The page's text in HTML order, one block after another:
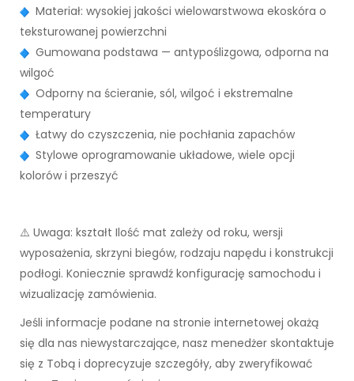
Materiał: wysokiej jakości wielowarstwowa ekoskóra o
teksturowanej powierzchni
Gumowana podstawa — antypoślizgowa, odporna na
wilgoć
Odporny na ścieranie, sól, wilgoć i ekstremalne
temperatury
Łatwy do czyszczenia, nie pochłania zapachów
Stylowe oprogramowanie układowe, wiele opcji
kolorów i przeszyć
⚠️ Uwaga: kształt Ilość mat zależy od roku, wersji
wyposażenia, skrzyni biegów, rodzaju napędu i konstrukcji
podłogi. Koniecznie sprawdź konfigurację samochodu i
wizualizację zamówienia.
Jeśli informacje podane na stronie internetowej okażą
się dla nas niewystarczające, nasz menedżer skontaktuje
się z Tobą i doprecyzuje szczegóły, aby zweryfikować